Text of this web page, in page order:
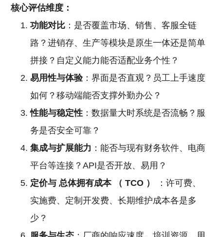
核心评估维度：
功能对比 ：是否覆盖市场、销售、客服全链
路？进销存、生产等模块是原生一体还是简单
拼接？自定义能力能否适配业务个性？
易用性与体验：界面是否直观？员工上手速度
如何？移动端能否支撑外勤办公？
性能与稳定性 ：数据量大时系统是否流畅？服
务是否安全可靠？
集成与扩展能力 ：能否与现有财务软件、电商
平台等连接？API是否开放、易用？
定价与 总体拥有成本 （ TCO ）
：许可费、
实施费、定制开发费、长期维护成本各是多
少？